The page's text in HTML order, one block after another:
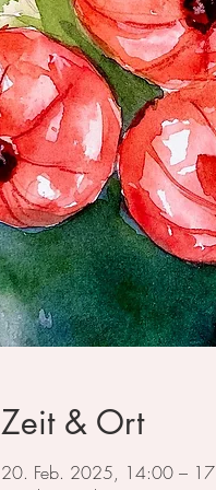
Zeit & Ort
20. Feb. 2025, 14:00 –